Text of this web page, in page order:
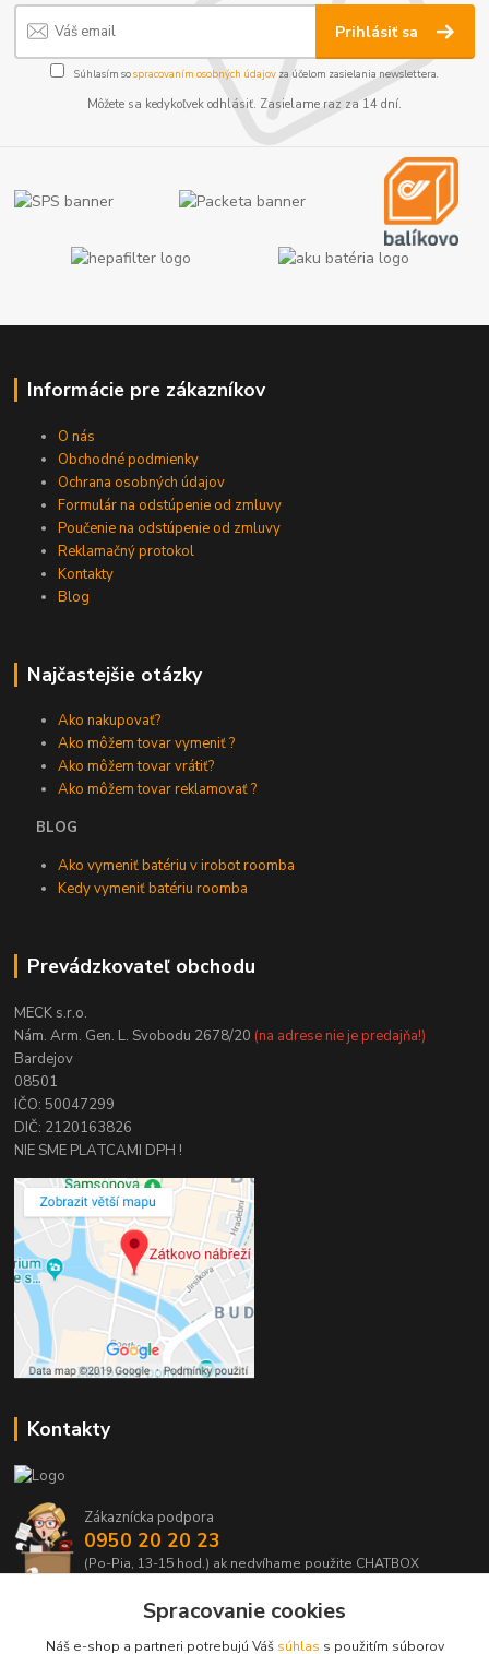
Prihlásiť sa
Súhlasím sospracovaním osobných údajov za účelom zasielania newslettera.
Môžete sa kedykoľvek odhlásiť. Zasielame raz za 14 dní.
Informácie pre zákazníkov
O nás
Obchodné podmienky
Ochrana osobných údajov
Formulár na odstúpenie od zmluvy
Poučenie na odstúpenie od zmluvy
Reklamačný protokol
Kontakty
Blog
Najčastejšie otázky
Ako nakupovať?
Ako môžem tovar vymeniť ?
Ako môžem tovar vrátiť?
Ako môžem tovar reklamovať ?
BLOG
Ako vymeniť batériu v irobot roomba
Kedy vymeniť batériu roomba
Prevádzkovateľ obchodu
MECK s.r.o.
Nám. Arm. Gen. L. Svobodu 2678/20 (na adrese nie je predajňa!)
Bardejov
08501
IČO: 50047299
DIČ: 2120163826
NIE SME PLATCAMI DPH !
Kontakty
Zákaznícka podpora
0950 20 20 23
(Po-Pia, 13-15 hod.) ak nedvíhame použite CHATBOX
info@kabelmanie.skSpracovanie cookies
Náš e-shop a partneri potrebujú Váš súhlas s použitím súborov